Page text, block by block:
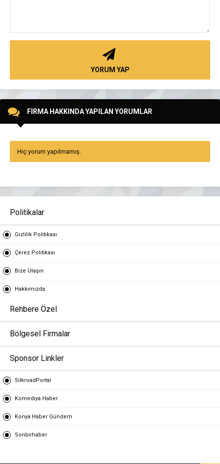
YORUM YAP
FİRMA HAKKINDA YAPILAN YORUMLAR
Hiç yorum yapılmamış.
Politikalar
Gizlilik Politikası
Çerez Politikası
Bize Ulaşın
Hakkımızda
Rehbere Özel
Bölgesel Firmalar
Sponsor Linkler
SilkroadPortal
Komediya Haber
Konya Haber Gündem
Sonbirhaber